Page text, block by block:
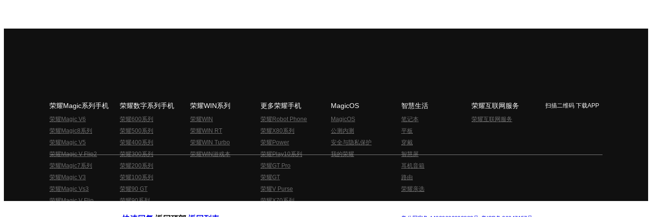
荣耀Magic系列手机
荣耀Magic V6
荣耀Magic8系列
荣耀Magic V5
荣耀Magic V Flip2
荣耀Magic7系列
荣耀Magic V3
荣耀Magic Vs3
荣耀Magic V Flip
荣耀数字系列手机
荣耀600系列
荣耀500系列
荣耀400系列
荣耀300系列
荣耀200系列
荣耀100系列
荣耀90 GT
荣耀90系列
荣耀WIN系列
荣耀WIN
荣耀WIN RT
荣耀WIN Turbo
荣耀WIN游戏本
更多荣耀手机
荣耀Robot Phone
荣耀X80系列
荣耀Power
荣耀Play10系列
荣耀GT Pro
荣耀GT
荣耀V Purse
荣耀X70系列
MagicOS
MagicOS
公测内测
安全与隐私保护
我的荣耀
智慧生活
笔记本
平板
穿戴
智慧屏
耳机音箱
路由
荣耀亲选
荣耀互联网服务
荣耀互联网服务
扫描二维码 下载APP